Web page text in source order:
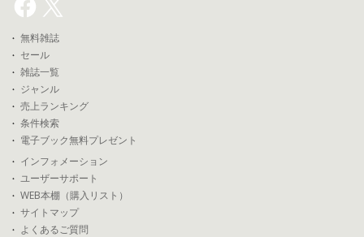
無料雑誌
セール
雑誌一覧
ジャンル
売上ランキング
条件検索
電子ブック無料プレゼント
インフォメーション
ユーザーサポート
WEB本棚（購入リスト）
サイトマップ
よくあるご質問